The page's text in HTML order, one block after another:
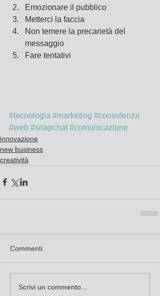
Emozionare il pubblico
Metterci la faccia
Non temere la precarietà del
messaggio
Fare tentativi
#tecnologia #marketing #consulenza
#web #snapchat #comunicazione
innovazione
new business
creatività
Commenti
Scrivi un commento...